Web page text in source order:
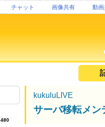
チャット 画像共有 動
480
kukuluLIVE
サーバ移転メン